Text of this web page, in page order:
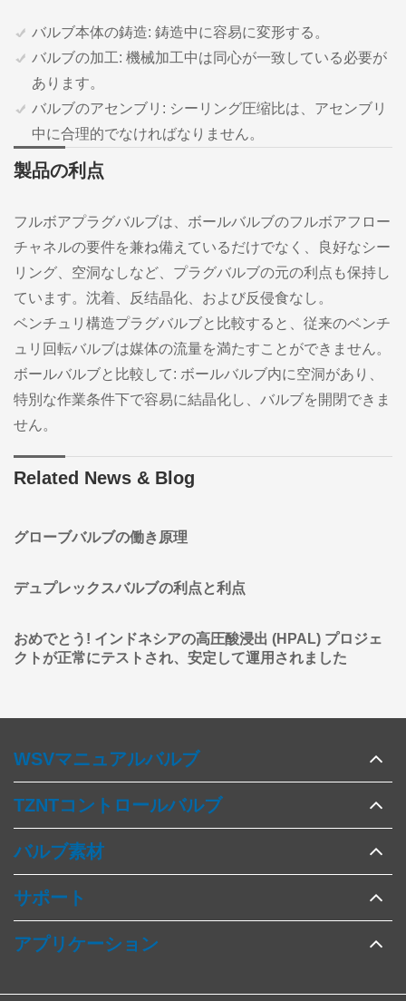
バルブ本体の鋳造: 鋳造中に容易に変形する。
バルブの加工: 機械加工中は同心が一致している必要が
あります。
バルブのアセンブリ: シーリング圧缩比は、アセンブリ
中に合理的でなければなりません。
製品の利点
フルボアプラグバルブは、ボールバルブのフルボアフロー
チャネルの要件を兼ね備えているだけでなく、良好なシー
リング、空洞なしなど、プラグバルブの元の利点も保持し
ています。沈着、反结晶化、および反侵食なし。
ベンチュリ構造プラグバルブと比較すると、従来のベンチ
ュリ回転バルブは媒体の流量を満たすことができません。
ボールバルブと比較して: ボールバルブ内に空洞があり、
特別な作業条件下で容易に結晶化し、バルブを開閉できま
せん。
Related News & Blog
グローブバルブの働き原理
デュプレックスバルブの利点と利点
おめでとう! インドネシアの高圧酸浸出 (HPAL) プロジェ
クトが正常にテストされ、安定して運用されました
WSVマニュアルバルブ
TZNTコントロールバルブ
バルブ素材
サポート
アプリケーション